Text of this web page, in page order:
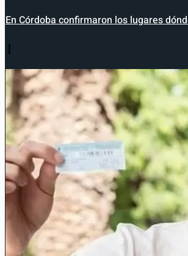
En Córdoba confirmaron los lugares
1